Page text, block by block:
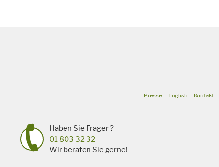
Presse English Kontakt
Haben Sie Fragen?
01 803 32 32
Wir beraten Sie gerne!